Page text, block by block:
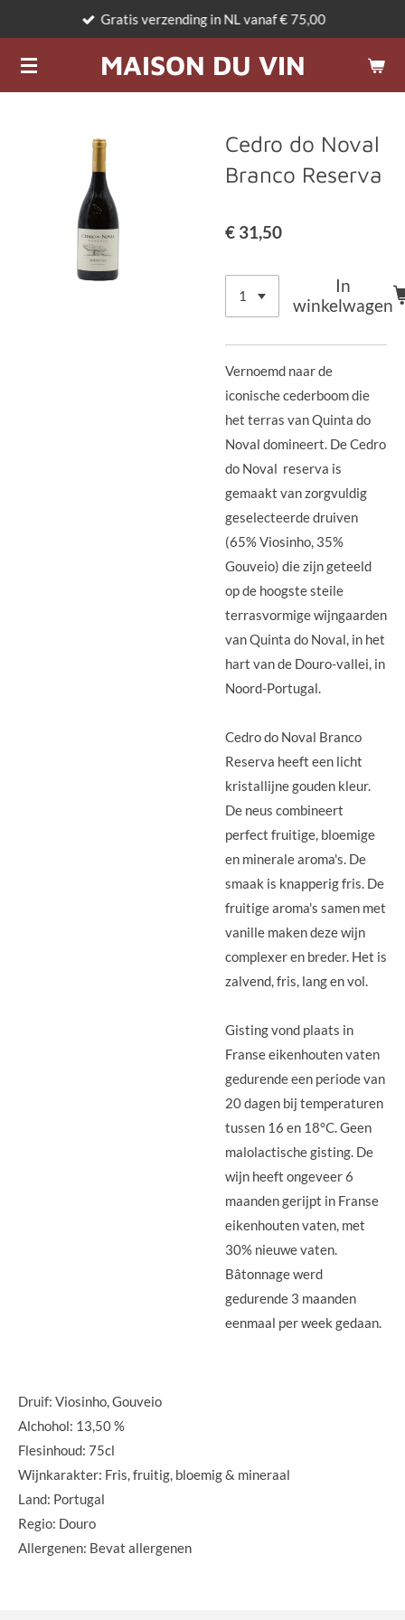
naar
de
MAISON DU VIN
Gratis verzending in NL vanaf € 75,00
Cedro do Noval
Branco Reserva
€ 31,50
In
winkelwagen
Vernoemd naar de
iconische cederboom die
het terras van Quinta do
Noval domineert. De Cedro
do Noval reserva is
gemaakt van zorgvuldig
geselecteerde druiven
(65% Viosinho, 35%
Gouveio) die zijn geteeld
op de hoogste steile
terrasvormige wijngaarden
van Quinta do Noval, in het
hart van de Douro-vallei, in
Noord-Portugal.
Cedro do Noval Branco
Reserva heeft een licht
kristallijne gouden kleur.
De neus combineert
perfect fruitige, bloemige
en minerale aroma's. De
smaak is knapperig fris. De
fruitige aroma's samen met
vanille maken deze wijn
complexer en breder. Het is
zalvend, fris, lang en vol.
Gisting vond plaats in
Franse eikenhouten vaten
gedurende een periode van
20 dagen bij temperaturen
tussen 16 en 18°C. Geen
malolactische gisting. De
wijn heeft ongeveer 6
maanden gerijpt in Franse
eikenhouten vaten, met
30% nieuwe vaten.
Bâtonnage werd
gedurende 3 maanden
eenmaal per week gedaan.
Druif: Viosinho, Gouveio
Alchohol: 13,50 %
Flesinhoud: 75cl
Wijnkarakter: Fris, fruitig, bloemig & mineraal
Land: Portugal
Regio: Douro
Allergenen: Bevat allergenen